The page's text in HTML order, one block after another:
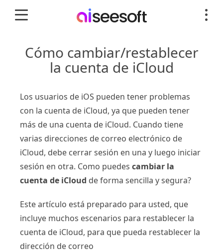
Cómo cambiar/restablecer
la cuenta de iCloud
Los usuarios de iOS pueden tener problemas
con la cuenta de iCloud, ya que pueden tener
más de una cuenta de iCloud. Cuando tiene
varias direcciones de correo electrónico de
iCloud, debe cerrar sesión en una y luego iniciar
sesión en otra. Como puedes cambiar la
cuenta de iCloud de forma sencilla y segura?
Este artículo está preparado para usted, que
incluye muchos escenarios para restablecer la
cuenta de iCloud, para que pueda restablecer la
dirección de correo